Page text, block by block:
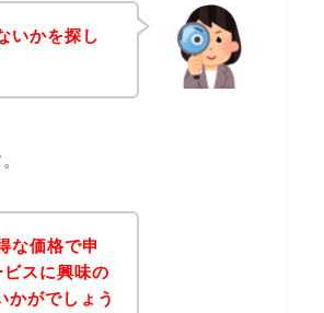
いかを探し
な価格で申
スに興味の
かがでしょう